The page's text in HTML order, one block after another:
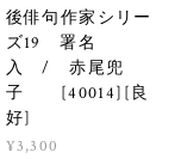
後俳句作家シリー
ズ19 署名
入 / 赤尾兜
子 [40014][良
好]
¥3,300